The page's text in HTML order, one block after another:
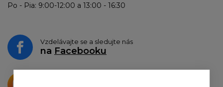
Po - Pia: 9:00-12:00 a 13:00 - 16:30
Vzdelávajte se a sledujte nás
na Facebooku